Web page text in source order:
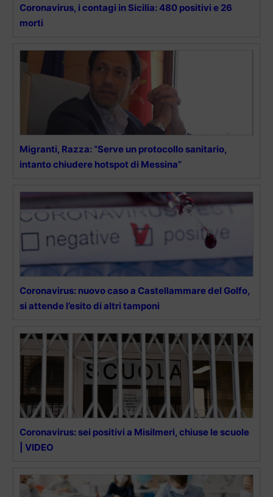
Coronavirus, i contagi in Sicilia: 480 positivi e 26
morti
Migranti, Razza: “Serve un protocollo sanitario,
intanto chiudere hotspot di Messina”
Coronavirus: nuovo caso a Castellammare del Golfo,
si attende l’esito di altri tamponi
Coronavirus: sei positivi a Misilmeri, chiuse le scuole
| VIDEO